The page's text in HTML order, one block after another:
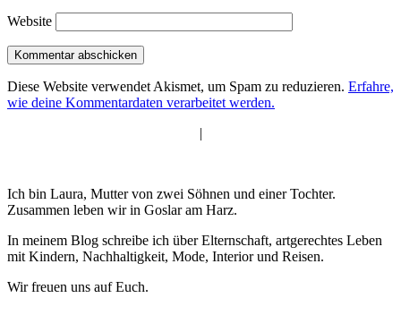
Website
Diese Website verwendet Akismet, um Spam zu reduzieren. Erfahre,
wie deine Kommentardaten verarbeitet werden.
|
Ich bin Laura, Mutter von zwei Söhnen und einer Tochter.
Zusammen leben wir in Goslar am Harz.
In meinem Blog schreibe ich über Elternschaft, artgerechtes Leben
mit Kindern, Nachhaltigkeit, Mode, Interior und Reisen.
Wir freuen uns auf Euch.